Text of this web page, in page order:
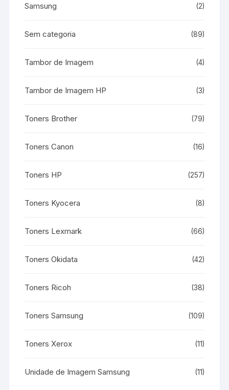
Samsung (2)
Sem categoria (89)
Tambor de Imagem (4)
Tambor de Imagem HP (3)
Toners Brother (79)
Toners Canon (16)
Toners HP (257)
Toners Kyocera (8)
Toners Lexmark (66)
Toners Okidata (42)
Toners Ricoh (38)
Toners Samsung (109)
Toners Xerox (11)
Unidade de Imagem Samsung (11)